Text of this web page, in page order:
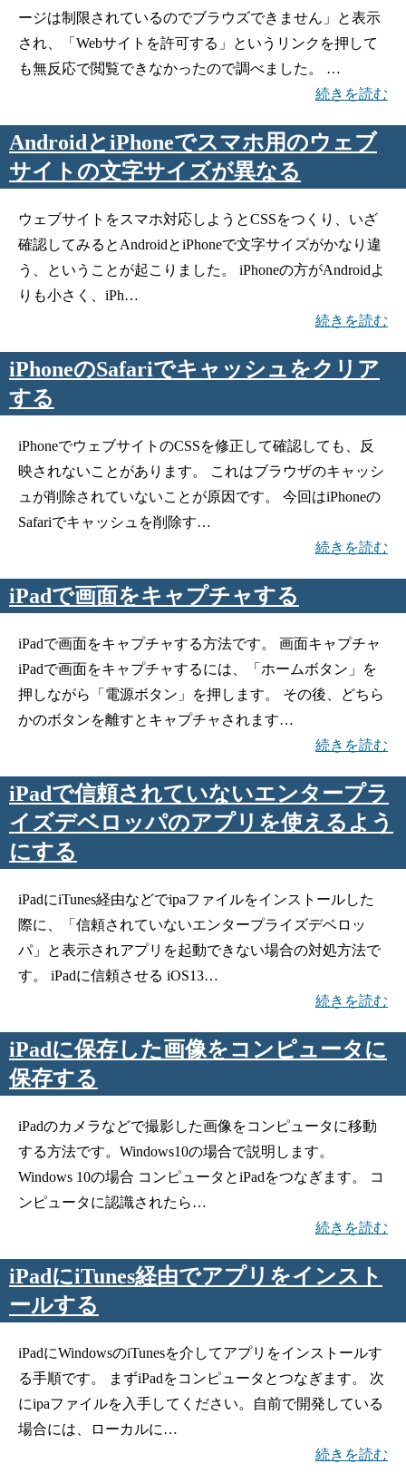
ージは制限されているのでブラウズできません」と表示
され、「Webサイトを許可する」というリンクを押して
も無反応で閲覧できなかったので調べました。 …
続きを読む
AndroidとiPhoneでスマホ用のウェブ
サイトの文字サイズが異なる
ウェブサイトをスマホ対応しようとCSSをつくり、いざ
確認してみるとAndroidとiPhoneで文字サイズがかなり違
う、ということが起こりました。 iPhoneの方がAndroidよ
りも小さく、iPh…
続きを読む
iPhoneのSafariでキャッシュをクリア
する
iPhoneでウェブサイトのCSSを修正して確認しても、反
映されないことがあります。 これはブラウザのキャッシ
ュが削除されていないことが原因です。 今回はiPhoneの
Safariでキャッシュを削除す…
続きを読む
iPadで画面をキャプチャする
iPadで画面をキャプチャする方法です。 画面キャプチャ
iPadで画面をキャプチャするには、「ホームボタン」を
押しながら「電源ボタン」を押します。 その後、どちら
かのボタンを離すとキャプチャされます…
続きを読む
iPadで信頼されていないエンタープラ
イズデベロッパのアプリを使えるよう
にする
iPadにiTunes経由などでipaファイルをインストールした
際に、「信頼されていないエンタープライズデベロッ
パ」と表示されアプリを起動できない場合の対処方法で
す。 iPadに信頼させる iOS13…
続きを読む
iPadに保存した画像をコンピュータに
保存する
iPadのカメラなどで撮影した画像をコンピュータに移動
する方法です。Windows10の場合で説明します。
Windows 10の場合 コンピュータとiPadをつなぎます。 コ
ンピュータに認識されたら…
続きを読む
iPadにiTunes経由でアプリをインスト
ールする
iPadにWindowsのiTunesを介してアプリをインストールす
る手順です。 まずiPadをコンピュータとつなぎます。 次
にipaファイルを入手してください。自前で開発している
場合には、ローカルに…
続きを読む